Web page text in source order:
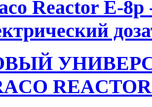
Reactor E-